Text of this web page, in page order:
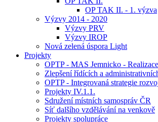
OP TAK II. - 1. výzva
Výzvy 2014 - 2020
Výzvy PRV
Výzvy IROP
Nová zelená úspora Light
Projekty
OPTP - MAS Jemnicko -
Zlepšení řídících a
OPTP - Integrovaná strategie
Projekty IV.1.1.
Sdružení místních samospráv ČR
Síť dalšího vzdělávání na venkově
Projekty spolupráce